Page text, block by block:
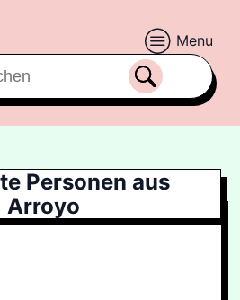
Menu
Personen aus
Arroyo